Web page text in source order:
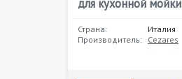
для кухонной мойки
Страна:
Италия
Производитель: Cezares